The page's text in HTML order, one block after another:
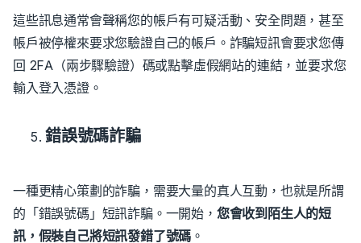
這些訊息通常會聲稱您的帳戶有可疑活動、安全問題，甚至
帳戶被停權來要求您驗證自己的帳戶。詐騙短訊會要求您傳
回 2FA（兩步驟驗證）碼或點擊虛假網站的連結，並要求您
輸入登入憑證。
錯誤號碼詐騙
一種更精心策劃的詐騙，需要大量的真人互動，也就是所謂
的「錯誤號碼」短訊詐騙。 一開始， 您會收到陌生人的短
訊，假裝自己將短訊發錯了號碼 。